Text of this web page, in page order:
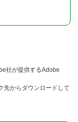
社が提供するAdobe
先からダウンロードして